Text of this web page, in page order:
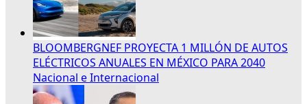
BLOOMBERGNEF PROYECTA 1 MILLÓN DE AUTOS
ELÉCTRICOS ANUALES EN MÉXICO PARA 2040
Nacional e Internacional